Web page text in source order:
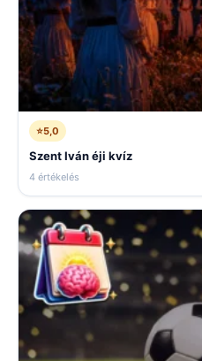
⭐5,0
Szent Iván éji kvíz
4 értékelés